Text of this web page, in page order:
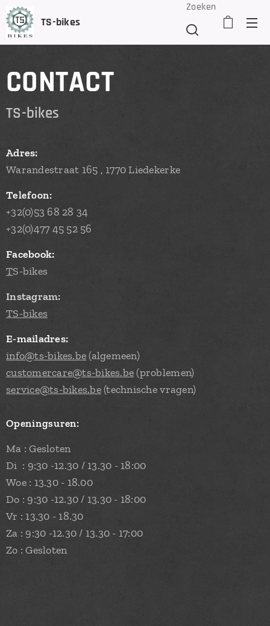
TS-bikes
Zoeken
CONTACT
TS-bikes
Adres:
Warandestraat 165 , 1770 Liedekerke
Telefoon:
+32(0)53 68 28 34
+32(0)477 45 52 56
Facebook:
TS-bikes
Instagram:
TS-bikes
E-mailadres:
info@ts-bikes.be(algemeen)
customercare@ts-bikes.be(problemen)
service@ts-bikes.be(technische vragen)
Openingsuren:
Ma : Gesloten
Di : 9:30 -12.30 / 13.30 - 18:00
Woe : 13.30 - 18.00
Do : 9:30 -12.30 / 13.30 - 18:00
Vr : 13.30 - 18.30
Za : 9:30 -12.30 / 13.30 - 17:00
Zo : Gesloten